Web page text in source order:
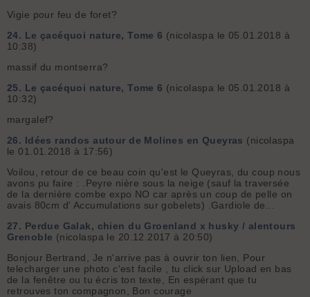
Vigie pour feu de foret?
24. Le çacéquoi nature, Tome 6 (nicolaspa le 05.01.2018 à
10:38)
massif du montserra?
25. Le çacéquoi nature, Tome 6 (nicolaspa le 05.01.2018 à
10:32)
margalef?
26. Idées randos autour de Molines en Queyras (nicolaspa
le 01.01.2018 à 17:56)
Voilou, retour de ce beau coin qu'est le Queyras, du coup nous
avons pu faire : .Peyre nière sous la neige (sauf la traversée
de la dernière combe expo NO car après un coup de pelle on
avais 80cm d' Accumulations sur gobelets) .Gardiole de...
27. Perdue Galak, chien du Groenland x husky / alentours
Grenoble (nicolaspa le 20.12.2017 à 20:50)
Bonjour Bertrand, Je n'arrive pas à ouvrir ton lien, Pour
telecharger une photo c'est facile , tu click sur Upload en bas
de la fenêtre ou tu écris ton texte, En espérant que tu
retrouves ton compagnon, Bon courage